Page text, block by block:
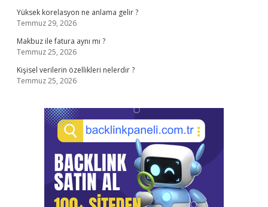
Yüksek korelasyon ne anlama gelir ?
Temmuz 29, 2026
Makbuz ile fatura aynı mı ?
Temmuz 25, 2026
Kişisel verilerin özellikleri nelerdir ?
Temmuz 25, 2026